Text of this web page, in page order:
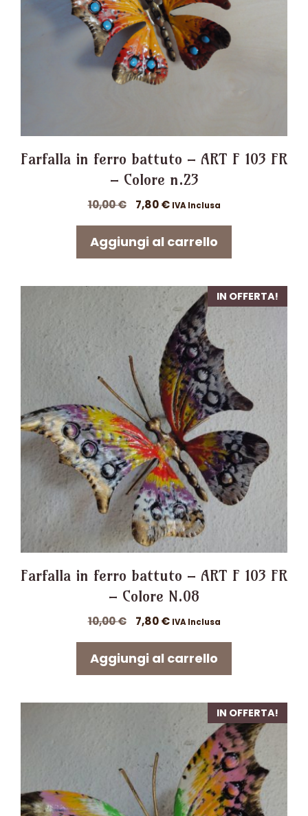
Farfalla in ferro battuto – ART F 103 FR
– Colore n.23
10,00€
Il
originale
era:
7,80€Il
attuale
IVA Inclusa
Aggiungi al carrello
IN OFFERTA!
Farfalla in ferro battuto – ART F 103 FR
– Colore N.08
10,00€
Il
originale
era:
7,80€Il
attuale
IVA Inclusa
Aggiungi al carrello
IN OFFERTA!